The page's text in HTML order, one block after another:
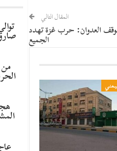
المقال التالي
بوقف العدوان: حرب غزة تهدد
الجميع